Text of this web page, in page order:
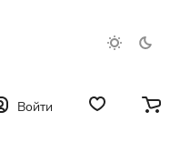
Войти